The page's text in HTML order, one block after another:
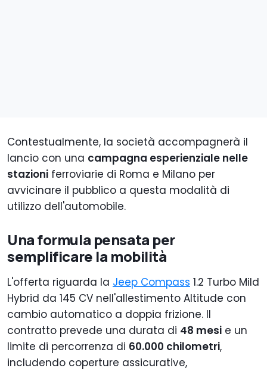
Contestualmente, la società accompagnerà il
lancio con una campagna esperienziale nelle
stazioni ferroviarie di Roma e Milano per
avvicinare il pubblico a questa modalità di
utilizzo dell'automobile.
Una formula pensata per
semplificare la mobilità
L'offerta riguarda la Jeep Compass 1.2 Turbo Mild
Hybrid da 145 CV nell'allestimento Altitude con
cambio automatico a doppia frizione. Il
contratto prevede una durata di 48 mesi e un
limite di percorrenza di 60.000 chilometri,
includendo coperture assicurative,